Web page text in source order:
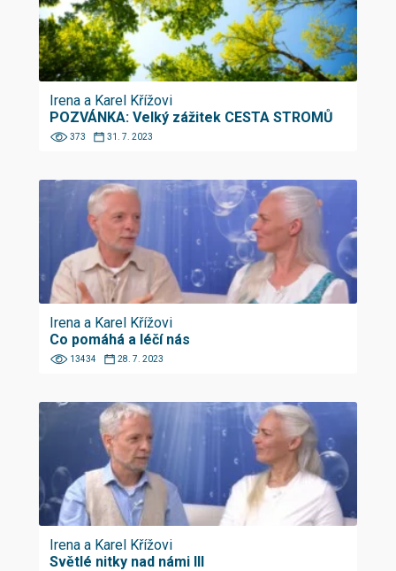
Irena a Karel Křížovi
POZVÁNKA: Velký zážitek CESTA STROMŮ
373 31. 7. 2023
Irena a Karel Křížovi
Co pomáhá a léčí nás
13434 28. 7. 2023
Irena a Karel Křížovi
Světlé nitky nad námi III